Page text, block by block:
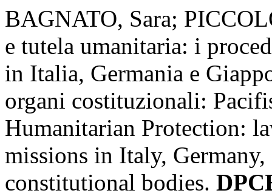
BAGNATO, Sara;
e tutela umanitaria: i
in Italia, Germania e
organi costituzionali:
Humanitarian Protection:
missions in Italy,
constitutional bodies.